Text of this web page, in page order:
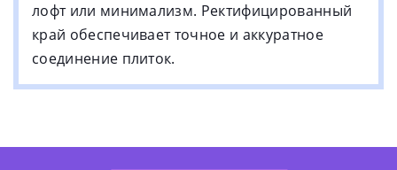
лофт или минимализм. Ректифицированный
край обеспечивает точное и аккуратное
соединение плиток.